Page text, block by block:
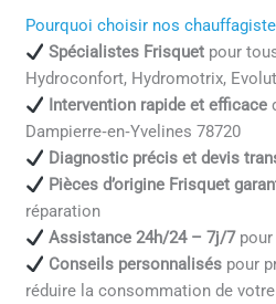
Pourquoi choisir nos
Spécialistes Frisquetpour
Hydroconfort, Hydromotrix,
Intervention rapide et efficace
Dampierre‑en‑Yvelines 78720
Diagnostic précis et devis
Pièces d’origine Frisquet
réparation
Assistance 24h/24 – 7j/7pour
Conseils personnaliséspour
réduire la consommation de